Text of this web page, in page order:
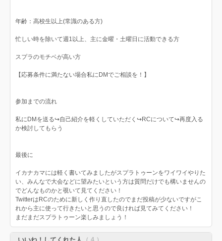
年齢：高校生以上(常識のある方)
忙しい時を除いて週1以上、主に金曜・土曜日に活動できる方
スプラのモチベが高い方
【応募条件に満たない場合私にDMでご相談を！】
参加までの流れ
私にDMを送る↪︎自己紹介を軽くしていただく↪︎RCについて↪︎再度入る
か検討してもらう
最後に
イカナカマには軽く書いてみましたがスプラトゥーンをワイワイやりた
い、みんなで大会などに望みたいという方は質問だけでも構いませんの
でどんなものかと覗いて見てください！
TwitterはRCのために新しく作り直したのでまだ投稿が少ないですがこ
れから主に使って行きたいと思うので良ければ見てみてください！
まだまだスプラトゥーン楽しみましょう！